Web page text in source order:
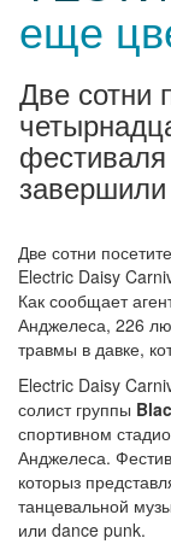
еще
Две сотни
Две сотни
Electric Daisy
Как сообщает
Анджелеса, 226
травмы в давке,
Electric Daisy
солист группы
спортивном
Анджелеса.
которыз
танцевальной
или dance punk.